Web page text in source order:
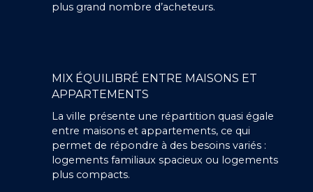
plus grand nombre d’acheteurs.
MIX ÉQUILIBRÉ ENTRE MAISONS ET
APPARTEMENTS
La ville présente une répartition quasi égale
entre maisons et appartements, ce qui
permet de répondre à des besoins variés :
logements familiaux spacieux ou logements
plus compacts.